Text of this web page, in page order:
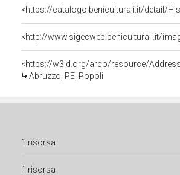
<https://catalogo.beniculturali.it/detail/
<http://www.sigecweb.beniculturali.it/
<https://w3id.org/arco/resource/
Abruzzo, PE, Popoli
1 risorsa
1 risorsa